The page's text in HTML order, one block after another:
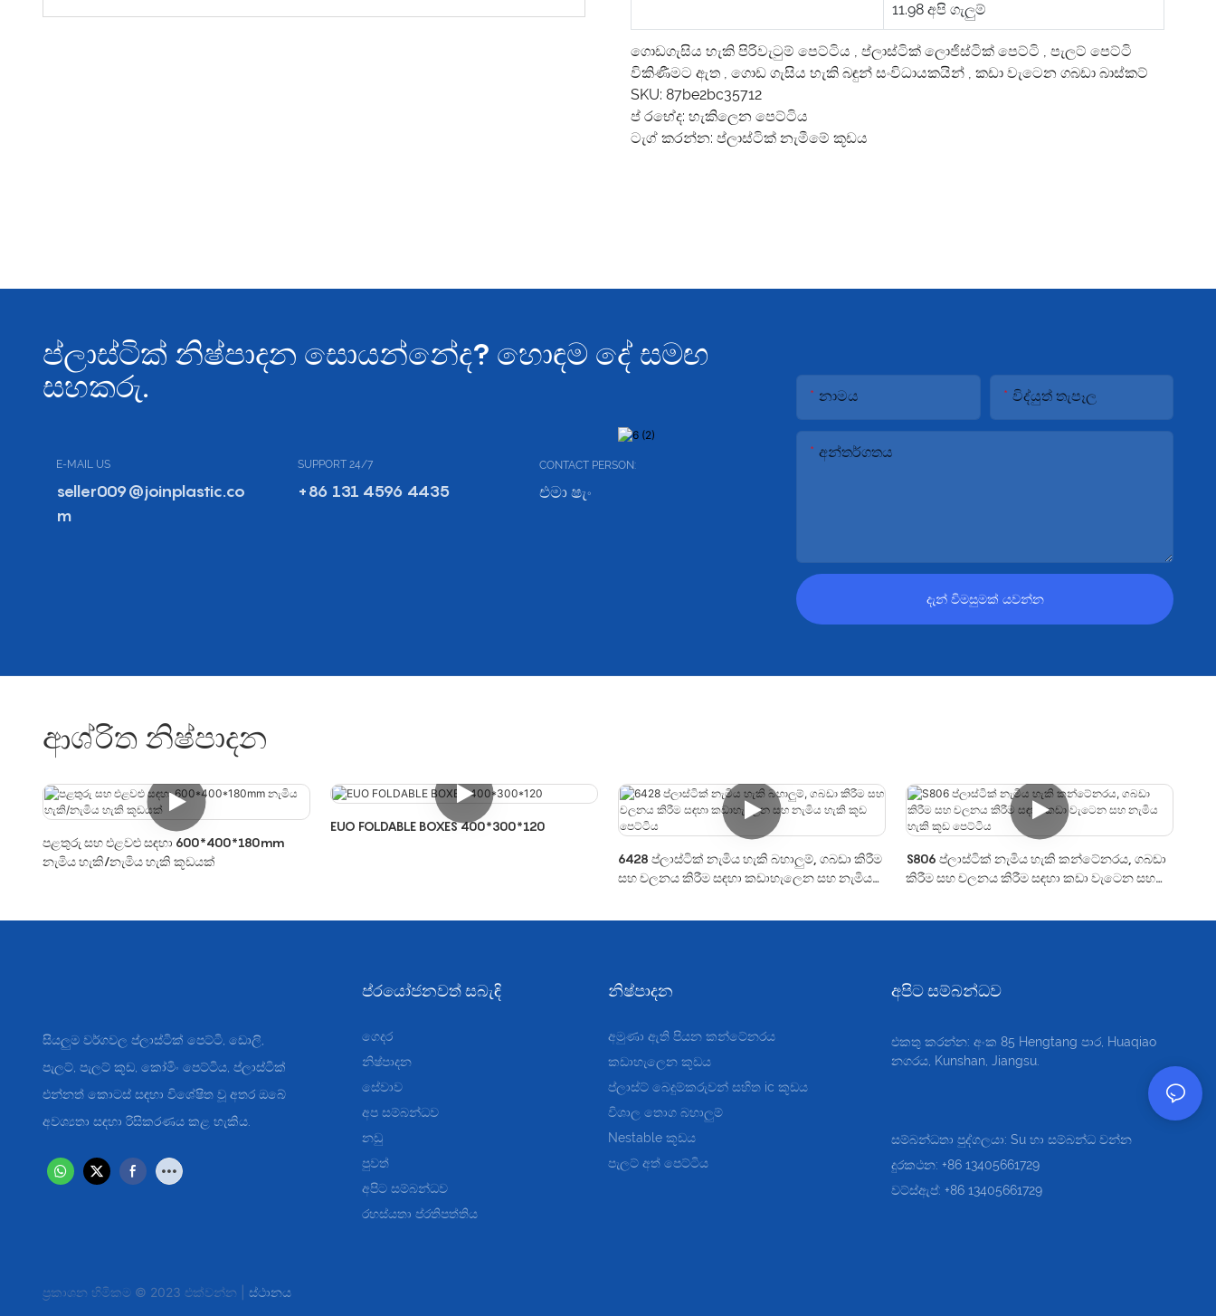
11.98 අපි ගැලුම්
ගොඩගැසිය හැකි පිරිවැටුම් පෙට්ටිය , ප්ලාස්ටික් ලොජිස්ටික් පෙට්ටි , පැලට් පෙට්ටි
විකිණීමට ඇත , ගොඩ ගැසිය හැකි බඳුන් සංවිධායකයින් , කඩා වැටෙන ගබඩා බාස්කට්
SKU: 87be2bc35712
ප් රභේද: හැකිලෙන පෙට්ටිය
ටැග් කරන්න: ප්ලාස්ටික් නැමීමේ කූඩය
ප්ලාස්ටික් නිෂ්පාදන සොයන්නේද? හොඳම දේ සමඟ
සහකරු.
E-MAIL US
seller009@joinplastic.co
m
SUPPORT 24/7
+86 131 4596 4435
CONTACT PERSON:
එමා ෂැං
නාමය විද්යුත් තැපෑල
අන්තර්ගතය
දැන් විමසුමක් යවන්න
ආශ්රිත නිෂ්පාදන
පළතුරු සහ එළවළු සඳහා 600*400*180mm
නැමිය හැකි/නැමිය හැකි කූඩයක්
EUO FOLDABLE BOXES 400*300*120
6428 ප්ලාස්ටික් නැමිය හැකි බහාලුම්, ගබඩා කිරීම
සහ චලනය කිරීම සඳහා කඩාහැලෙන සහ නැමිය
S806 ප්ලාස්ටික් නැමිය හැකි කන්ටේනරය, ගබඩා
කිරීම සහ චලනය කිරීම සඳහා කඩා වැටෙන සහ
සියලුම වර්ගවල ප්ලාස්ටික් පෙට්ටි, ඩොලි,
පැලට්, පැලට් කූඩ, කෝමිං පෙට්ටිය, ප්ලාස්ටික්
එන්නත් කොටස් සඳහා විශේෂිත වූ අතර ඔබේ
අවශ්‍යතා සඳහා රිසිකරණය කළ හැකිය.
ප්රයෝජනවත් සබැඳි
ගෙදර
නිෂ්පාදන
සේවාව
අප සම්බන්ධව
නඩු
පුවත්
අපිට සම්බන්ධව
රහස්යතා ප්රතිපත්තිය
නිෂ්පාදන
අමුණා ඇති පියන කන්ටේනරය
කඩාහැලෙන කූඩය
ප්ලාස්ට් බෙදුම්කරුවන් සහිත ic කූඩය
විශාල තොග බහාලුම්
Nestable කූඩය
පැලට් අත් පෙට්ටිය
අපිට සම්බන්ධව
එකතු කරන්න: අංක 85 Hengtang පාර, Huaqiao
නගරය, Kunshan, Jiangsu.
සම්බන්ධතා පුද්ගලයා: Su හා සම්බන්ධ වන්න
දුරකථන: +86 13405661729
වට්ස්ඇප්: +86 13405661729
ප්‍රකාශන හිමිකම © 2023 එක්වන්න | ස්ථානය